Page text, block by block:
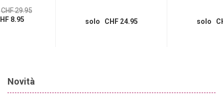
CHF 29.95
8.95
solo CHF 24.95 solo
Novità